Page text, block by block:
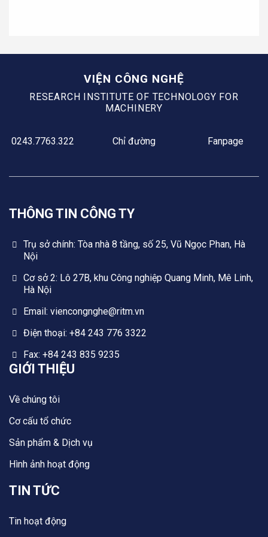
VIỆN CÔNG NGHỆ
RESEARCH INSTITUTE OF TECHNOLOGY FOR
MACHINERY
0243.7763.322 Chỉ đường Fanpage
THÔNG TIN CÔNG TY
Trụ sở chính: Tòa nhà 8 tầng, số 25, Vũ Ngọc Phan, Hà
Nội
Cơ sở 2: Lô 27B, khu Công nghiệp Quang Minh, Mê Linh,
Hà Nội
Email: viencongnghe@ritm.vn
Điện thoại: +84 243 776 3322
Fax: +84 243 835 9235
GIỚI THIỆU
Về chúng tôi
Cơ cấu tổ chức
Sản phẩm & Dịch vụ
Hình ảnh hoạt động
TIN TỨC
Tin hoạt động